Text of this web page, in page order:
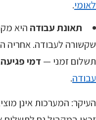
לאומי.
תאונת עבודה היא
שקשורה לעבודה. אחריה
תשלום זמני — דמי פגיעה
עבודה.
העיקר: המערכות אינן